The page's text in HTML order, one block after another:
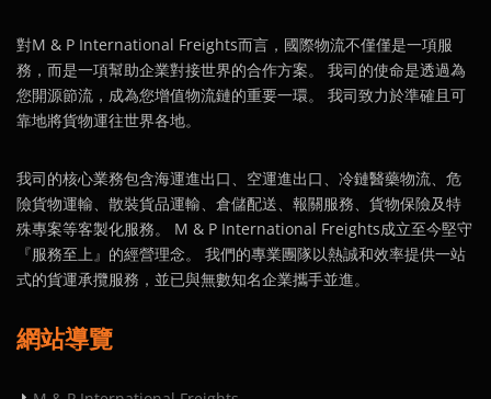
對M & P International Freights而言，國際物流不僅僅是一項服
務，而是一項幫助企業對接世界的合作方案。 我司的使命是透過為
您開源節流，成為您增值物流鏈的重要一環。 我司致力於準確且可
靠地將貨物運往世界各地。
我司的核心業務包含海運進出口、空運進出口、冷鏈醫藥物流、危
險貨物運輸、散裝貨品運輸、倉儲配送、報關服務、貨物保險及特
殊專案等客製化服務。 M & P International Freights成立至今堅守
『服務至上』的經營理念。 我們的專業團隊以熱誠和效率提供一站
式的貨運承攬服務，並已與無數知名企業攜手並進。
網站導覽